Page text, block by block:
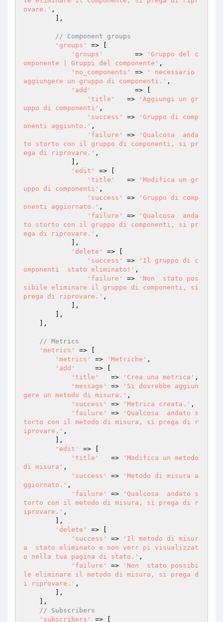
ovare.' ,
// Component groups
'groups'
=> [
'groups'
        =>
'Gruppo del c
omponente | Gruppi del componente' ,
'no_components'
=>
' necessario
aggiungere un gruppo di componenti.' ,
'add'
           => [
'title'
   =>
'Aggiungi un gr
uppo di componenti' ,
'success'
=>
'Gruppo di comp
onenti aggiunto.' ,
'failure'
=>
'Qualcosa  anda
to storto con il gruppo di componenti, si pr
ega di riprovare.' ,
'edit'
=> [
'title'
   =>
'Modifica un gr
uppo di componenti' ,
'success'
=>
'Gruppo di comp
onenti aggiornato.' ,
'failure'
=>
'Qualcosa  anda
to storto con il gruppo di componenti, si pr
ega di riprovare.' ,
'delete'
=> [
'success'
=>
'Il gruppo di c
omponenti  stato eliminato!' ,
'failure'
=>
'Non  stato pos
sibile eliminare il gruppo di componenti, si
prega di riprovare.' ,
// Metrics
'metrics'
=> [
'metrics'
=> 'Metriche' ,
'add'
     => [
'title'
   =>
'Crea una metrica' ,
'message'
=>
'Si dovrebbe aggiun
gere un metodo di misura.' ,
'success'
=> 'Metrica creata.' ,
'failure'
=>
'Qualcosa  andato s
torto con il metodo di misura, si prega di r
iprovare.' ,
'edit'
=> [
'title'
   =>
'Modifica un metodo
di misura' ,
'success'
=>
'Metodo di misura a
ggiornato.' ,
'failure'
=>
'Qualcosa  andato s
torto con il metodo di misura, si prega di r
iprovare.' ,
'delete'
=> [
'success'
=>
'Il metodo di misur
a  stato eliminato e non verr pi visualizzat
o nella tua pagina di stato.' ,
'failure'
=>
'Non  stato possibi
le eliminare il metodo di misura, si prega d
i riprovare.' ,
// Subscribers
'subscribers'
=> [